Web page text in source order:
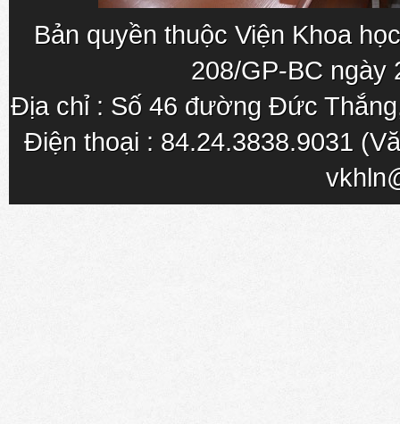
Bản quyền thuộc Viện Khoa
208/GP-BC ngày
Địa chỉ : Số 46 đường Đức
Điện thoại : 84.24.3838.9031